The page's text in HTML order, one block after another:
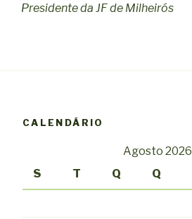
Presidente da JF de Milheirós
CALENDÁRIO
Agosto 2026
S
T Q Q